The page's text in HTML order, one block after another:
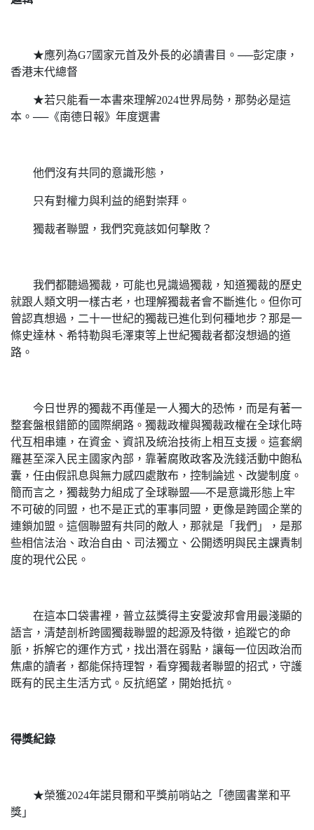
★應列為G7國家元首及外長的必讀書目。──彭定康，
香港末代總督
★若只能看一本書來理解2024世界局勢，那勢必是這
本。──《南德日報》年度選書
他們沒有共同的意識形態，
只有對權力與利益的絕對崇拜。
獨裁者聯盟，我們究竟該如何擊敗？
我們都聽過獨裁，可能也見識過獨裁，知道獨裁的歷史
就跟人類文明一樣古老，也理解獨裁者會不斷進化。但你可
曾認真想過，二十一世紀的獨裁已進化到何種地步？那是一
條史達林、希特勒與毛澤東等上世紀獨裁者都沒想過的道
路。
今日世界的獨裁不再僅是一人獨大的恐怖，而是有著一
整套盤根錯節的國際網路。獨裁政權與獨裁政權在全球化時
代互相串連，在資金、資訊及統治技術上相互支援。這套網
羅甚至深入民主國家內部，靠著腐敗政客及洗錢活動中飽私
囊，任由假訊息與無力感四處散布，控制論述、改變制度。
簡而言之，獨裁勢力組成了全球聯盟──不是意識形態上牢
不可破的同盟，也不是正式的軍事同盟，更像是跨國企業的
連鎖加盟。這個聯盟有共同的敵人，那就是「我們」，是那
些相信法治、政治自由、司法獨立、公開透明與民主課責制
度的現代公民。
在這本口袋書裡，普立茲獎得主安愛波邦會用最淺顯的
語言，清楚剖析跨國獨裁聯盟的起源及特徵，追蹤它的命
脈，拆解它的運作方式，找出潛在弱點，讓每一位因政治而
焦慮的讀者，都能保持理智，看穿獨裁者聯盟的招式，守護
既有的民主生活方式。反抗絕望，開始抵抗。
得獎紀錄
★榮獲2024年諾貝爾和平獎前哨站之「德國書業和平
獎」